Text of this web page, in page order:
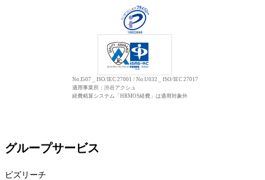
No.I507 _ ISO/IEC 27001 / No.U032 _ ISO/IEC 27017
適用事業所：渋谷アクシュ
経費精算システム「HRMOS経費」は適用対象外
グループサービス
ビズリーチ